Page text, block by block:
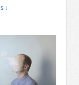
↓